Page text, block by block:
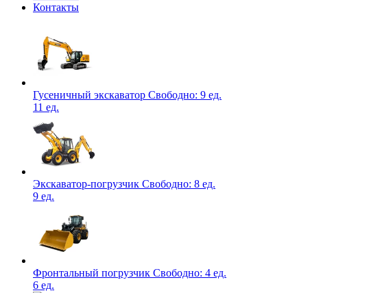
Контакты
Гусеничный экскаватор Свободно: 9 ед.
11 ед.
Экскаватор-погрузчик Свободно: 8 ед.
9 ед.
Фронтальный погрузчик Свободно: 4 ед.
6 ед.